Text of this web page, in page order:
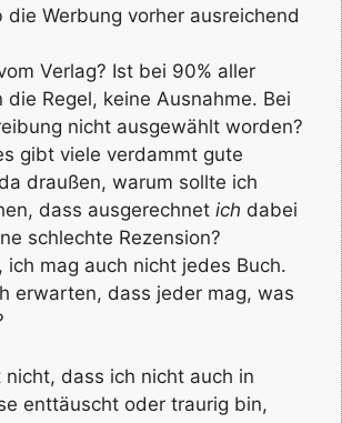
die Werbung vorher ausreichend
Verlag? Ist bei 90% aller
die Regel, keine Ausnahme. Bei
nicht ausgewählt worden?
gibt viele verdammt gute
draußen, warum sollte ich
dass ausgerechnet ich dabei
schlechte Rezension?
ich mag auch nicht jedes Buch.
erwarten, dass jeder mag, was
dass ich nicht auch in
enttäuscht oder traurig bin,